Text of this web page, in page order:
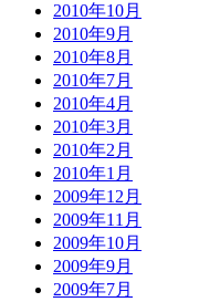
2010年10月
2010年9月
2010年8月
2010年7月
2010年4月
2010年3月
2010年2月
2010年1月
2009年12月
2009年11月
2009年10月
2009年9月
2009年7月